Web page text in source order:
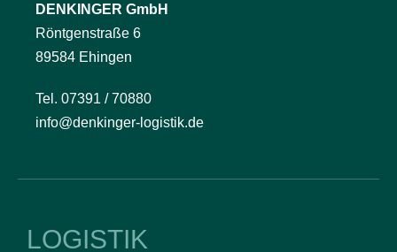
DENKINGER GmbH
Röntgenstraße 6
89584 Ehingen
Tel. 07391 / 70880
info@denkinger-logistik.de
LOGISTIK